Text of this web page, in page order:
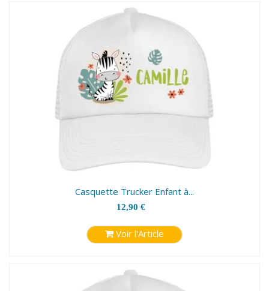
Casquette Trucker Enfant à...
12,90 €
Voir l'Article